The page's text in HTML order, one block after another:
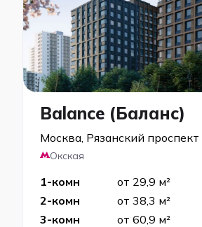
Balance (Баланс)
Москва, Рязанский проспект
Окская
1-комн от 29,9 м²
2-комн
от 38,3 м²
3-комн
от 60,9 м²